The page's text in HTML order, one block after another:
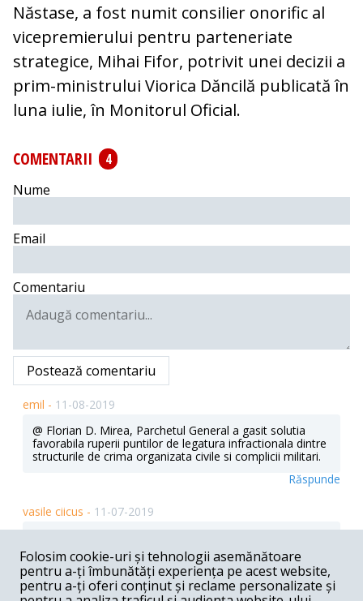
Năstase, a fost numit consilier onorific al
vicepremierului pentru parteneriate
strategice, Mihai Fifor, potrivit unei decizii a
prim-ministrului Viorica Dăncilă publicată în
luna iulie, în Monitorul Oficial.
COMENTARII
4
Nume
Email
Comentariu
Postează comentariu
emil - 11-08-2019
@ Florian D. Mirea, Parchetul General a gasit solutia
favorabila ruperii puntilor de legatura infractionala dintre
structurile de crima organizata civile si complicii militari.
Răspunde
vasile ciicus - 11-07-2019
asa si ei se imbogatesc si noi i tot schimbám ca sá
ajungá toti la ciolan...
Răspunde
Folosim cookie-uri și tehnologii asemănătoare
pentru a-ți îmbunătăți experiența pe acest website,
pentru a-ți oferi conținut și reclame personalizate și